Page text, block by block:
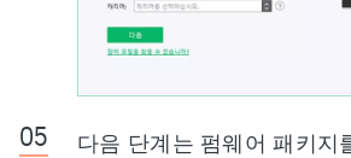
다음 단계는 펌웨어 패키지